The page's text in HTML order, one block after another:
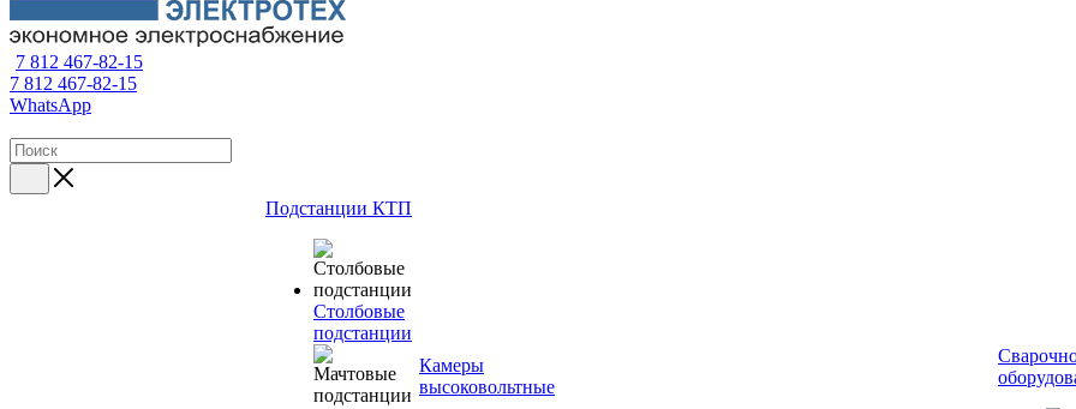
7 812 467-82-15
7 812 467-82-15
WhatsApp
Подстанции КТП
Столбовые
подстанции
Камеры
высоковольтные